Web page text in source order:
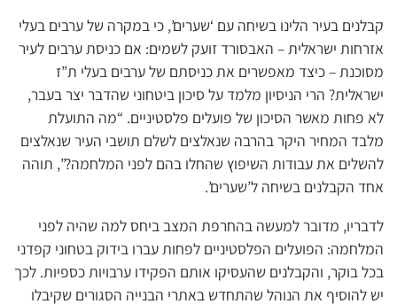
קבלנים בעיר הלינו בשיחה עם ‘שערים’, כי במקרה של ערבים בעלי
אזרחות ישראלית – האבסורד זועק לשמים: אם כניסת ערבים לעיר
מסוכנת – כיצד מאפשרים את כניסתם של ערבים בעלי ת”ז
ישראלית? הרי הניסיון מלמד על סיכון ביטחוני שהדבר יצר בעבר,
לא פחות מאשר הסיכון של פועלים פלסטיניים. “מה התועלת
מלבד המחיר היקר בהרבה שנאלצים לשלם תושבי העיר שנאלצים
להשלים את עבודות השיפוץ שהחלו בהם לפני המלחמה?”, תוהה
אחד הקבלנים בשיחה ל’שערים’.
לדבריו, מדובר למעשה בהחרפת המצב ביחס למה שהיה לפני
המלחמה: הפועלים הפלסטיניים לפחות עברו בידוק בטחוני קפדני
בכל בוקר, והקבלנים שהעסיקו אותם הפקידו ערבויות כספיות. לכך
יש להוסיף את הנוהל שהתחדש באתרי הבנייה הסגורים שקיבלו